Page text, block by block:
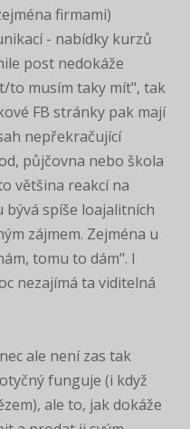
firmami)
- nabídky kurzů
post nedokáže
to musím taky mít", tak
FB stránky pak mají
nepřekračující
půjčovna nebo škola
většina reakcí na
bývá spíše loajalitních
zájmem. Zejména u
tomu to dám". I
nezajímá ta viditelná
ale není zas tak
funguje (i když
ale to, jak dokáže